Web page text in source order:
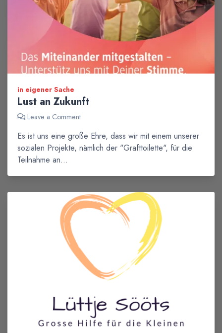
in eigener Sache
Lust an Zukunft
Leave a Comment
Es ist uns eine große Ehre, dass wir mit einem unserer
sozialen Projekte, nämlich der "Grafttoilette", für die
Teilnahme an…